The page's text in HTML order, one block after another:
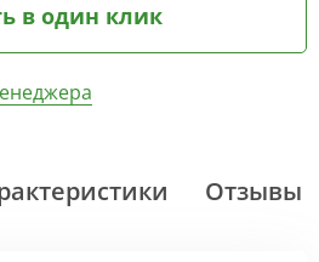
в один клик
Отзывы